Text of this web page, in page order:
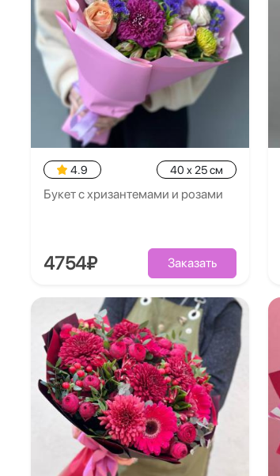
4.9 40 x 25 см
Букет с хризантемами и розами
4754₽ Заказать